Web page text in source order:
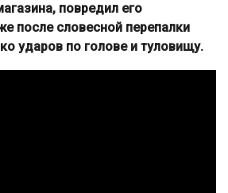
повредил его
после словесной перепалки
ударов по голове и туловищу.